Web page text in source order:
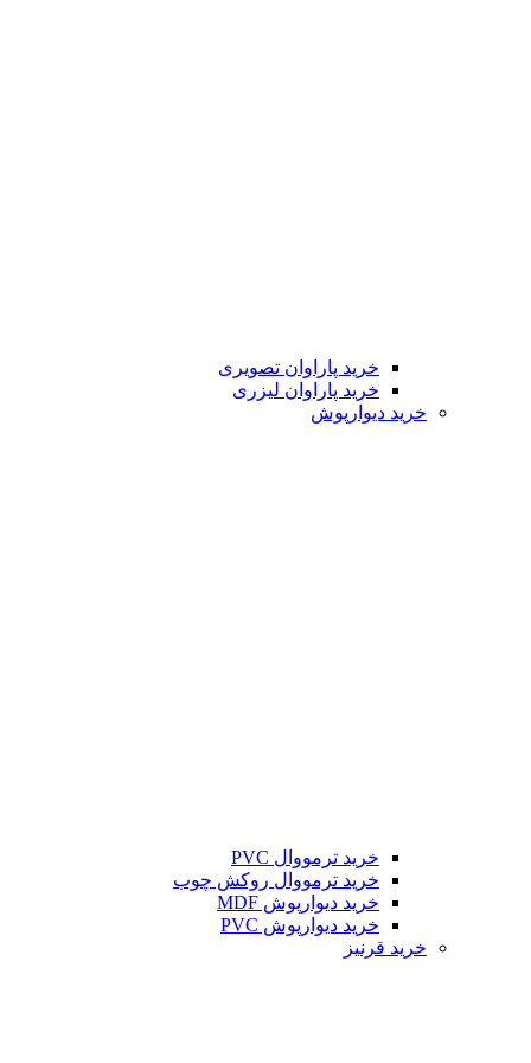
خرید پاراوان تصویری
خرید پاراوان لیزری
خرید دیوارپوش
خرید ترمووال PVC
خرید ترمووال روکش چوب
خرید دیوارپوش MDF
خرید دیوارپوش PVC
خرید قرنیز